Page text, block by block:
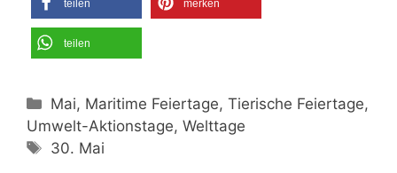
teilen merken
teilen
Kategorien
Mai, Maritime Feiertage, Tierische Feiertage,
Umwelt-Aktionstage, Welttage
Schlagwörter
30. Mai